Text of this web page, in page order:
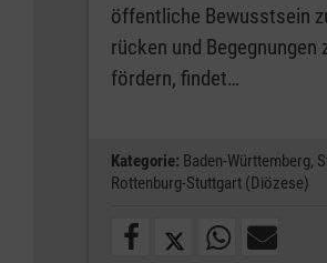
öffentliche Bewusstsein
rücken und Begegnungen
fördern, findet…
Kategorie: Baden-Württemberg,
Rottenburg-Stuttgart (Diözese)